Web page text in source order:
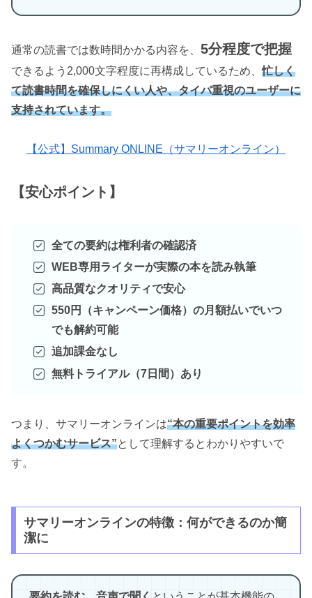
通常の読書では数時間かかる内容を、 5分程度で把握
できるよう2,000文字程度に再構成しているため、忙しく
て読書時間を確保しにくい人や、タイパ重視のユーザーに
支持されています。
【公式】Summary ONLINE（サマリーオンライン）
【安心ポイント】
全ての要約は権利者の確認済
WEB専用ライターが実際の本を読み執筆
高品質なクオリティで安心
550円（キャンペーン価格）の月額払いでいつ
でも解約可能
追加課金なし
無料トライアル（7日間）あり
つまり、サマリーオンラインは“本の重要ポイントを効率
よくつかむサービス”として理解するとわかりやすいで
す。
サマリーオンラインの特徴：何ができるのか簡
潔に